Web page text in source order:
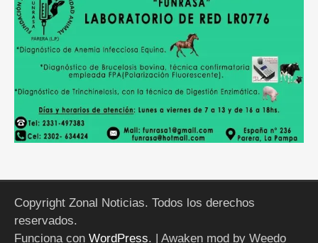
Copyright Zonal Noticias. Todos los derechos
reservados.
Funciona con WordPress. | Awaken mod by Weedo